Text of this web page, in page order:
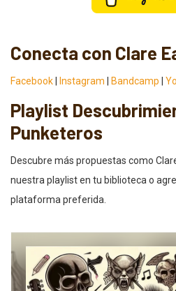
Conecta con Clare
Facebook Instagram Bandcamp
Playlist
Punketeros
Descubre más propuestas como
nuestra playlist en tu biblioteca o
plataforma preferida.